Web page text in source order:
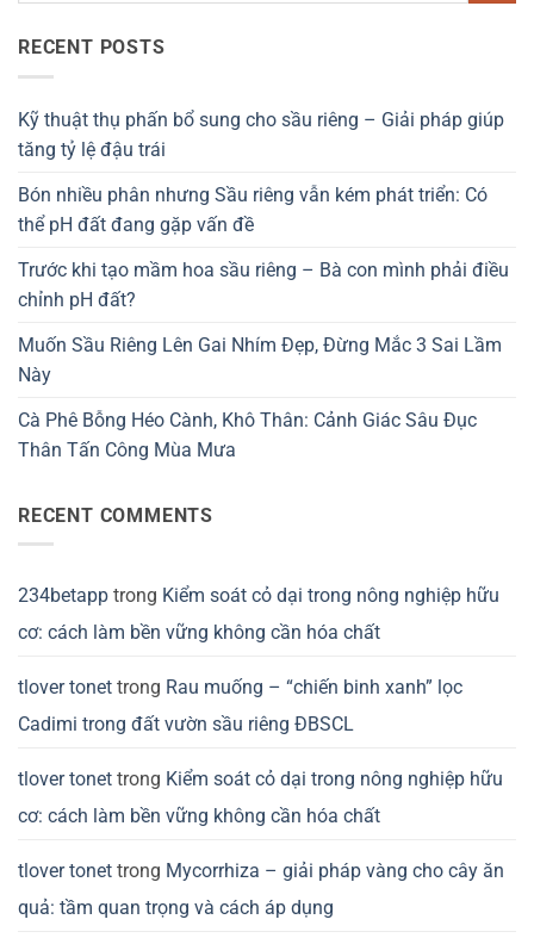
RECENT POSTS
Kỹ thuật thụ phấn bổ sung cho sầu riêng – Giải pháp giúp
tăng tỷ lệ đậu trái
Bón nhiều phân nhưng Sầu riêng vẫn kém phát triển: Có
thể pH đất đang gặp vấn đề
Trước khi tạo mầm hoa sầu riêng – Bà con mình phải điều
chỉnh pH đất?
Muốn Sầu Riêng Lên Gai Nhím Đẹp, Đừng Mắc 3 Sai Lầm
Này
Cà Phê Bỗng Héo Cành, Khô Thân: Cảnh Giác Sâu Đục
Thân Tấn Công Mùa Mưa
RECENT COMMENTS
234betapp trong Kiểm soát cỏ dại trong nông nghiệp hữu
cơ: cách làm bền vững không cần hóa chất
tlover tonet trong Rau muống – “chiến binh xanh” lọc
Cadimi trong đất vườn sầu riêng ĐBSCL
tlover tonet trong Kiểm soát cỏ dại trong nông nghiệp hữu
cơ: cách làm bền vững không cần hóa chất
tlover tonet trong Mycorrhiza – giải pháp vàng cho cây ăn
quả: tầm quan trọng và cách áp dụng